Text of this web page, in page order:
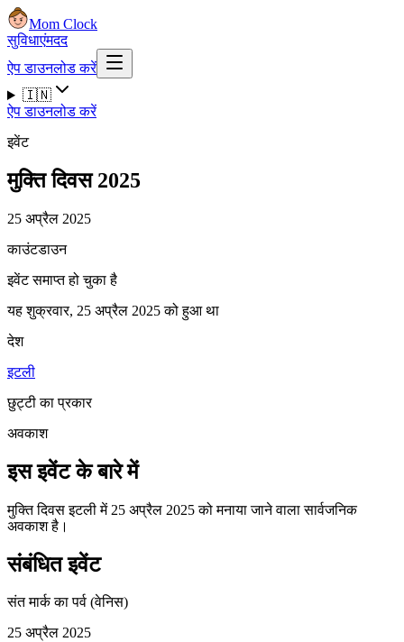
Mom Clock
सुविधाएंमदद
ऐप डाउनलोड करें
🇮🇳
ऐप डाउनलोड करें
इवेंट
मुक्ति दिवस 2025
25 अप्रैल 2025
काउंटडाउन
इवेंट समाप्त हो चुका है
यह शुक्रवार, 25 अप्रैल 2025 को हुआ था
देश
इटली
छुट्टी का प्रकार
अवकाश
इस इवेंट के बारे में
मुक्ति दिवस इटली में 25 अप्रैल 2025 को मनाया जाने वाला सार्वजनिक
अवकाश है।
संबंधित इवेंट
संत मार्क का पर्व (वेनिस)
25 अप्रैल 2025